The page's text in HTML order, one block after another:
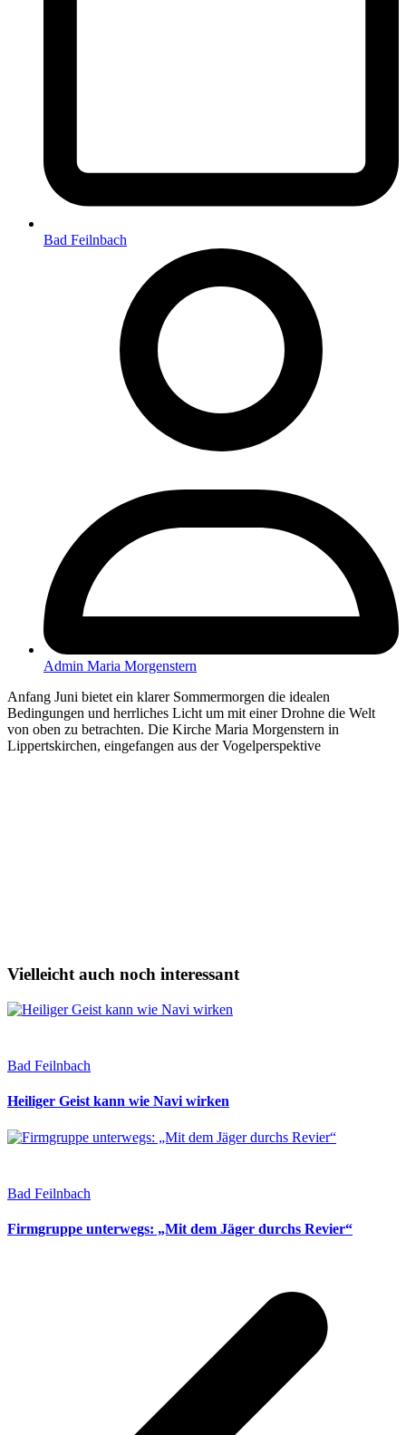
Bad Feilnbach
Admin Maria Morgenstern
Anfang Juni bietet ein klarer Sommermorgen die idealen
Bedingungen und herrliches Licht um mit einer Drohne die Welt
von oben zu betrachten. Die Kirche Maria Morgenstern in
Lippertskirchen, eingefangen aus der Vogelperspektive
Vielleicht auch noch interessant
Bad Feilnbach
Heiliger Geist kann wie Navi wirken
Bad Feilnbach
Firmgruppe unterwegs: „Mit dem Jäger durchs Revier“